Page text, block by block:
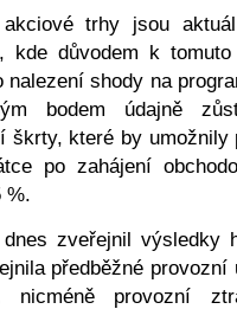
akciové trhy jsou
kde důvodem k
nalezení shody na
bodem údajně
škrty, které by umožnily
po zahájení
%.
dnes zveřejnil výsledky
předběžné
nicméně provozní